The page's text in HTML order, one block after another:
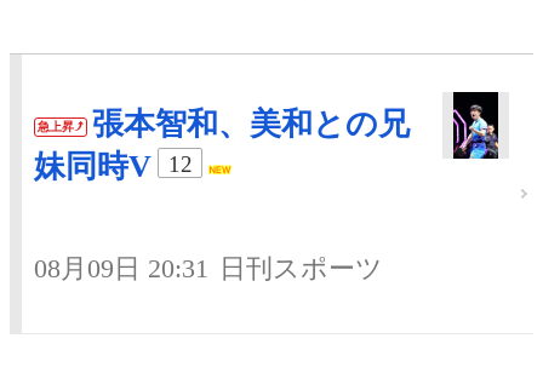
急上昇
張本智和、美和との兄
妹同時V
12
08月09日 20:31 日刊スポーツ